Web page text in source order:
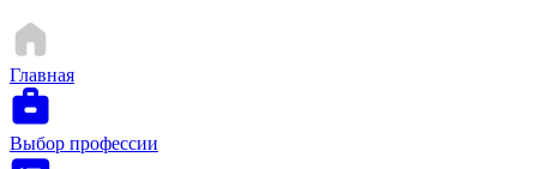
Главная
Выбор профессии